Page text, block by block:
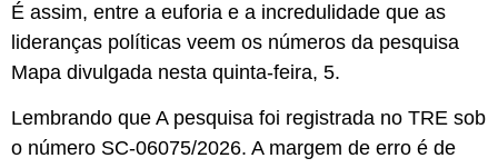
É assim, entre a euforia e a incredulidade que as
lideranças políticas veem os números da pesquisa
Mapa divulgada nesta quinta-feira, 5.
Lembrando que A pesquisa foi registrada no TRE sob
o número SC-06075/2026. A margem de erro é de